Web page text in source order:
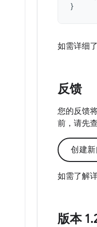
}
如需详细
反馈
您的反馈
前，请先
创建
如需了解
版本 1.